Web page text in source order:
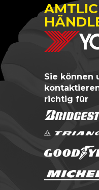
Sie können
richtig für